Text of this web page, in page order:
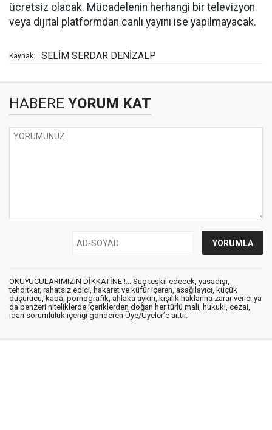
ücretsiz olacak. Mücadelenin herhangi bir televizyon
veya dijital platformdan canlı yayını ise yapılmayacak.
Kaynak: SELİM SERDAR DENİZALP
HABERE YORUM KAT
OKUYUCULARIMIZIN DİKKATİNE !... Suç teşkil edecek, yasadışı,
tehditkar, rahatsız edici, hakaret ve küfür içeren, aşağılayıcı, küçük
düşürücü, kaba, pornografik, ahlaka aykırı, kişilik haklarına zarar verici ya
da benzeri niteliklerde içeriklerden doğan her türlü mali, hukuki, cezai,
idari sorumluluk içeriği gönderen Üye/Üyeler’e aittir.